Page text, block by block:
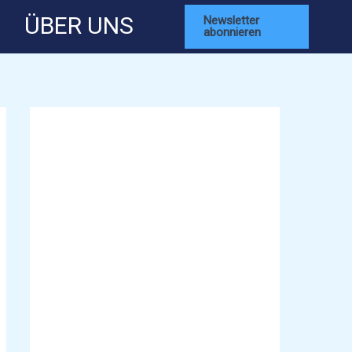
ÜBER UNS
Newsletter
abonnieren